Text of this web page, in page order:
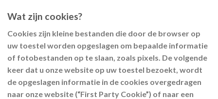
Wat zijn cookies?
Cookies zijn kleine bestanden die door de browser op
uw toestel worden opgeslagen om bepaalde informatie
of fotobestanden op te slaan, zoals pixels. De volgende
keer dat u onze website op uw toestel bezoekt, wordt
de opgeslagen informatie in de cookies overgedragen
naar onze website (“First Party Cookie”) of naar een